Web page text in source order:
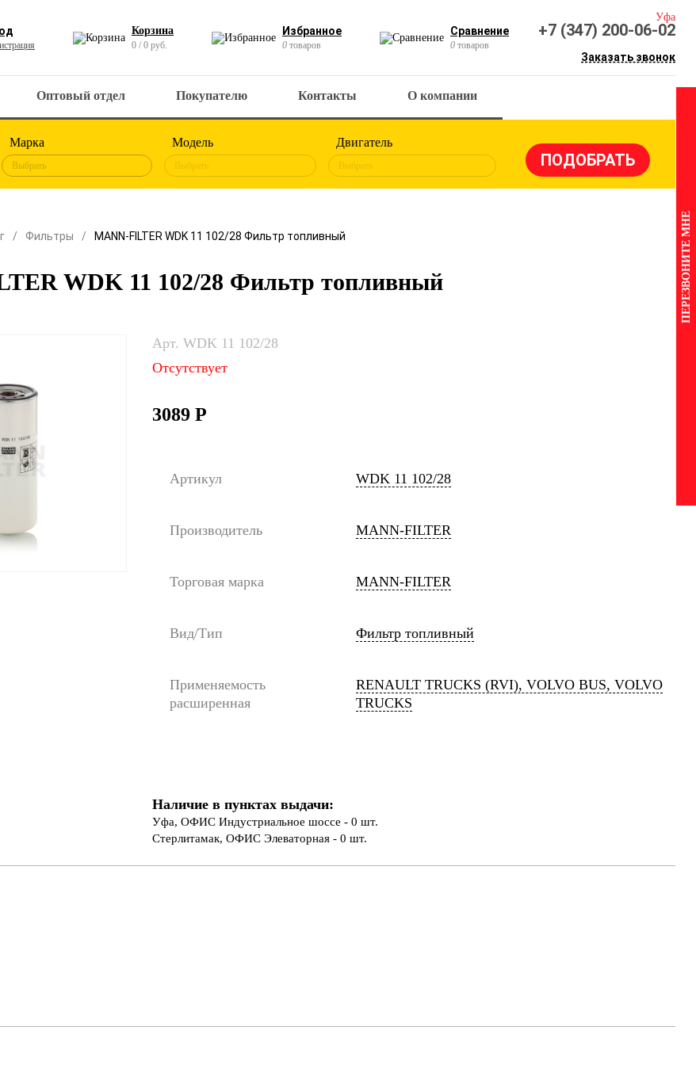
Корзина
0 / 0 руб.
Избранное
0 товаров
Сравнение
0 товаров
Уфа
+7 (347) 200-06-02
Заказать звонок
Оптовый отдел Покупателю Контакты О компании
Марка
Выбрать
Модель
Выбрать
Двигатель
Выбрать
Фильтры MANN-FILTER WDK 11 102/28 Фильтр топливный
WDK 11 102/28 Фильтр топливный
Арт. WDK 11 102/28
Отсутствует
3089 Р
Артикул WDK 11 102/28
Производитель MANN-FILTER
Торговая марка MANN-FILTER
Вид/Тип Фильтр топливный
Применяемость
расширенная
RENAULT TRUCKS (RVI), VOLVO BUS, VOLVO
TRUCKS
Наличие в пунктах выдачи:
Уфа, ОФИС Индустриальное шоссе - 0 шт.
Стерлитамак, ОФИС Элеваторная - 0 шт.
ПЕРЕЗВОНИТЕ МНЕ